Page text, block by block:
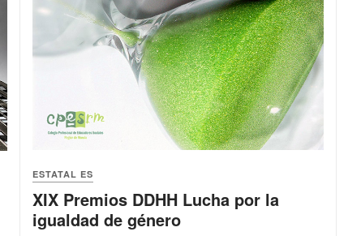
ESTATAL ES
XIX Premios DDHH Lucha por la
igualdad de género